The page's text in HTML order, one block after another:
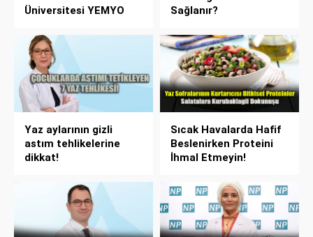
Üniversitesi YEMYO
Sağlanır?
Yaz aylarının gizli
astım tehlikelerine
dikkat!
Sıcak Havalarda Hafif
Beslenirken Proteini
İhmal Etmeyin!